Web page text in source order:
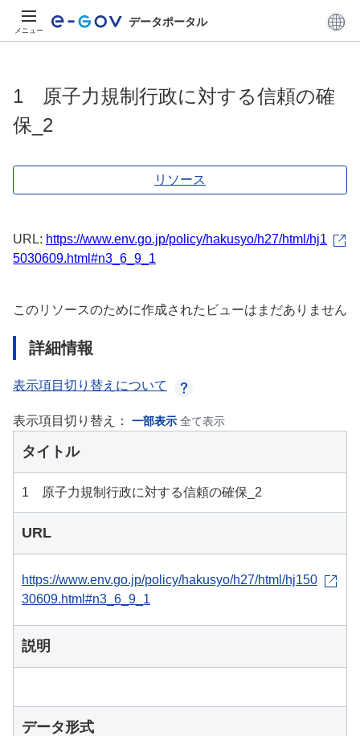
メニュー
データポータル
1 原子力規制行政に対する信頼の確
保_2
リソース
URL: https://www.env.go.jp/policy/hakusyo/h27/html/hj1
5030609.html#n3_6_9_1
このリソースのために作成されたビューはまだありません
詳細情報
表示項目切り替えについて
表示項目切り替え： 一部表示 全て表示
タイトル
1 原子力規制行政に対する信頼の確保_2
URL
https://www.env.go.jp/policy/hakusyo/h27/html/hj150
30609.html#n3_6_9_1
説明
データ形式